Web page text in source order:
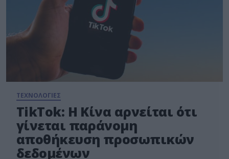
ΤΕΧΝΟΛΟΓΙΕΣ
TikTok: Η Κίνα αρνείται ότι
γίνεται παράνομη
αποθήκευση προσωπικών
δεδομένων